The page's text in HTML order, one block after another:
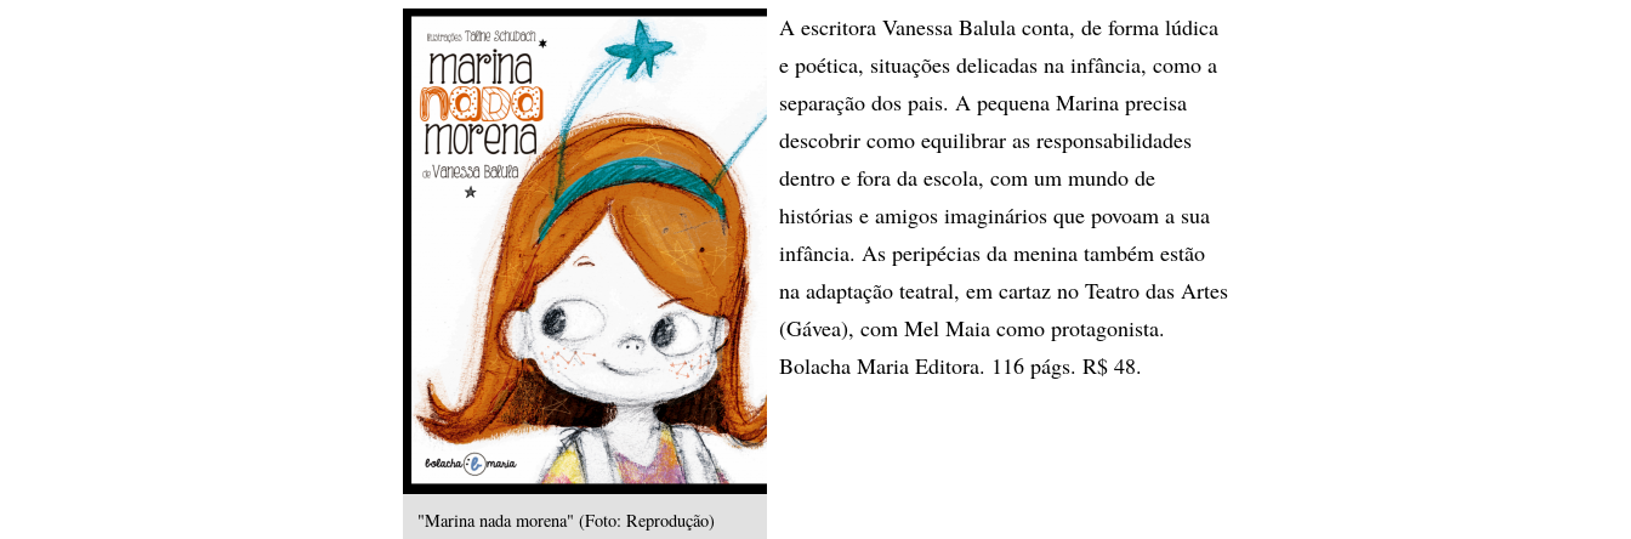
"Marina nada morena" (Foto: Reprodução)
A escritora Vanessa Balula conta, de forma lúdica
e poética, situações delicadas na infância, como a
separação dos pais. A pequena Marina precisa
descobrir como equilibrar as responsabilidades
dentro e fora da escola, com um mundo de
histórias e amigos imaginários que povoam a sua
infância. As peripécias da menina também estão
na adaptação teatral, em cartaz no Teatro das Artes
(Gávea), com Mel Maia como protagonista.
Bolacha Maria Editora. 116 págs. R$ 48.